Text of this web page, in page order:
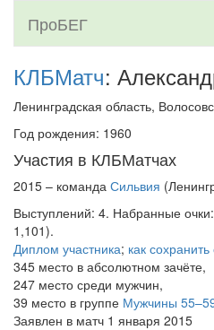
ПроБЕГ
КЛБМатч:
Ленинградская область,
Год рождения: 1960
Участия в КЛБМатчах
2015 – команда Сильвия
Выступлений: 4. Набранные
1,101).
Диплом участника; как
345 место в абсолютном зачёте,
247 место среди мужчин,
39 место в группе Мужчины
Заявлен в матч 1 января 2015